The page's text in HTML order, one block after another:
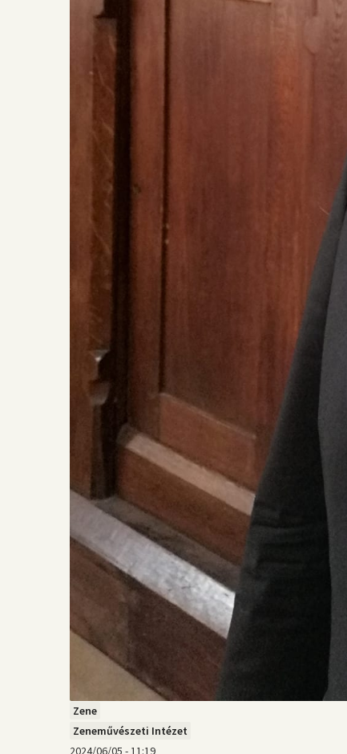
Zene
Zeneművészeti Intézet
2024/06/05 - 11:19